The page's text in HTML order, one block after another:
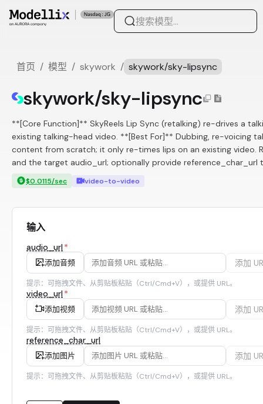
首页 / 模型 / skywork / skywork/sky-lipsync
skywork/sky-lipsync
**[Core Function]** SkyReels Lip Sync (retalking) re-drives a
existing talking-head video. **[Best For]** Dubbing, re-voicing
content from scratch; it only re-times lips on an existing video.
and the target audio_url; optionally provide reference_char_url
$0.0115/sec video-to-video
输入
audio_url*
添加音频 添加
提示：可拖拽文件、从剪贴板粘贴（Ctrl/Cmd+V），或提供 URL。
video_url*
添加视频 添加
提示：可拖拽文件、从剪贴板粘贴（Ctrl/Cmd+V），或提供 URL。
reference_char_url
添加图片 添加
提示：可拖拽文件、从剪贴板粘贴（Ctrl/Cmd+V），或提供 URL。